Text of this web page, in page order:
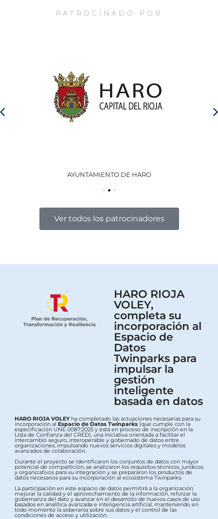
PATROCINADO POR
AYUNTAMIENTO DE HARO
Ver todos los patrocinadores
HARO RIOJA
VOLEY,
completa su
incorporación al
Espacio de
Datos
Twinparks para
impulsar la
gestión
inteligente
basada en datos
HARO RIOJA VOLEYha completado las actuaciones necesarias para su
incorporación al Espacio de Datos Twinparks (que cumple con la
especificación UNE 0087:2025 y está en proceso de inscripción en la
Lista de Confianza del CRED), una iniciativa orientada a facilitar el
intercambio seguro, interoperable y gobernado de datos entre
organizaciones, impulsando nuevos servicios digitales y modelos
avanzados de colaboración.
Durante el proyecto se identificaron los conjuntos de datos con mayor
potencial de compartición, se analizaron los requisitos técnicos, jurídicos
y organizativos para su integración y se prepararon los productos de
datos necesarios para su incorporación al ecosistema Twinparks.
La participación en este espacio de datos permitirá a la organización
mejorar la calidad y el aprovechamiento de la información, reforzar la
gobernanza del dato y avanzar en el desarrollo de nuevos casos de uso
basados en analítica avanzada e inteligencia artificial, manteniendo en
todo momento la soberanía sobre sus datos y el control de las
condiciones de acceso y utilización.